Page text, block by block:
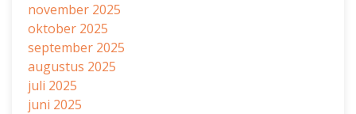
november 2025
oktober 2025
september 2025
augustus 2025
juli 2025
juni 2025